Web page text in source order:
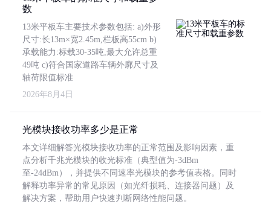
数
13米平板车主要技术参数包括: a)外形
尺寸:长13m×宽2.45m,栏板高55cm b)
承载能力:标载30-35吨,最大允许总重
49吨 c)符合国家道路车辆外廓尺寸及
轴荷限值标准
2026年8月4日
光模块接收功率多少是正常
本文详细解答光模块接收功率的正常范围及影响因素，重
点分析千兆光模块的收光标准（典型值为-3dBm
至-24dBm），并提供不同速率光模块的参考值表格。同时
解释功率异常的常见原因（如光纤损耗、连接器问题）及
解决方案，帮助用户快速判断网络性能问题。